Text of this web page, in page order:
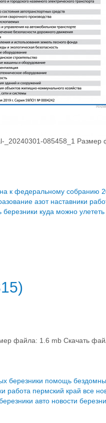
085458_1 Размер
к федеральному собранию
азот наставники
березники куда можно
файла: 1.6 mb Скачать файл
березники помощь
работа пермский край все
авто новости